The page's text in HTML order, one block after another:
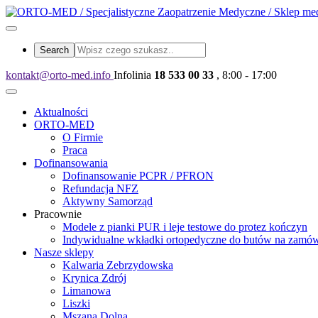
kontakt@orto-med.info Infolinia 18 533 00 33 , 8:00 - 17:00
Aktualności
ORTO-MED
O Firmie
Praca
Dofinansowania
Dofinansowanie PCPR / PFRON
Refundacja NFZ
Aktywny Samorząd
Pracownie
Modele z pianki PUR i leje testowe do protez kończyn
Indywidualne wkładki ortopedyczne do butów na
Nasze sklepy
Kalwaria Zebrzydowska
Krynica Zdrój
Limanowa
Liszki